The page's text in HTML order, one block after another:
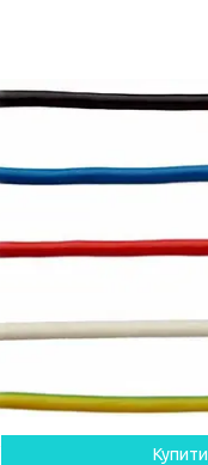
Купити